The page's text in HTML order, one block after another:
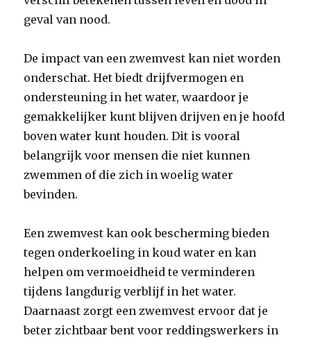
geval van nood.
De impact van een zwemvest kan niet worden
onderschat. Het biedt drijfvermogen en
ondersteuning in het water, waardoor je
gemakkelijker kunt blijven drijven en je hoofd
boven water kunt houden. Dit is vooral
belangrijk voor mensen die niet kunnen
zwemmen of die zich in woelig water
bevinden.
Een zwemvest kan ook bescherming bieden
tegen onderkoeling in koud water en kan
helpen om vermoeidheid te verminderen
tijdens langdurig verblijf in het water.
Daarnaast zorgt een zwemvest ervoor dat je
beter zichtbaar bent voor reddingswerkers in